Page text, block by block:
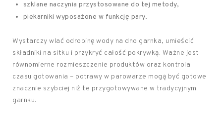
szklane naczynia przystosowane do tej metody,
piekarniki wyposażone w funkcję pary.
Wystarczy wlać odrobinę wody na dno garnka, umieścić
składniki na sitku i przykryć całość pokrywką. Ważne jest
równomierne rozmieszczenie produktów oraz kontrola
czasu gotowania – potrawy w parowarze mogą być gotowe
znacznie szybciej niż te przygotowywane w tradycyjnym
garnku.